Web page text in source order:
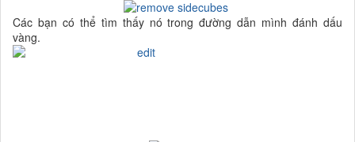
Các bạn có thể tìm thấy nó trong đường dẫn mình đánh dấu
vàng.